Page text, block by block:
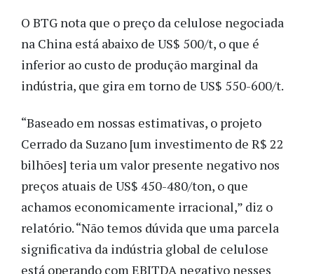
O BTG nota que o preço da celulose negociada
na China está abaixo de US$ 500/t, o que é
inferior ao custo de produção marginal da
indústria, que gira em torno de US$ 550-600/t.
“Baseado em nossas estimativas, o projeto
Cerrado da Suzano [um investimento de R$ 22
bilhões] teria um valor presente negativo nos
preços atuais de US$ 450-480/ton, o que
achamos economicamente irracional,” diz o
relatório. “Não temos dúvida que uma parcela
significativa da indústria global de celulose
está operando com EBITDA negativo nesses